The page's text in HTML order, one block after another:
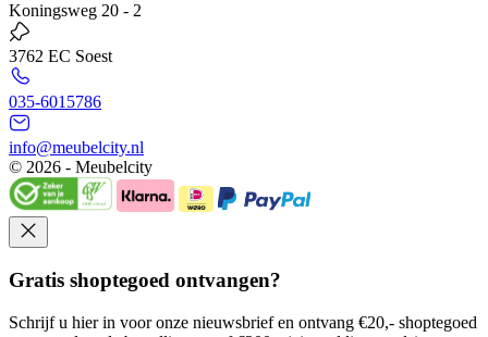
Koningsweg 20 - 2
3762 EC Soest
035-6015786
info@meubelcity.nl
© 2026 - Meubelcity
Gratis shoptegoed ontvangen?
Schrijf u hier in voor onze nieuwsbrief en ontvang €20,- shoptegoed